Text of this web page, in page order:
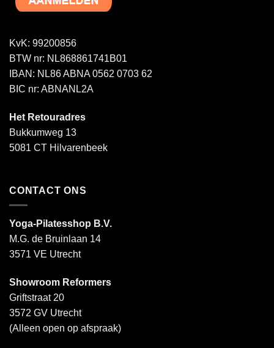
KvK: 99200856
BTW nr: NL868861741B01
IBAN: NL86 ABNA 0562 0703 62
BIC nr: ABNANL2A
Het Retouradres
Bukkumweg 13
5081 CT Hilvarenbeek
CONTACT ONS
Yoga-Pilatesshop B.V.
M.G. de Bruinlaan 14
3571 VE Utrecht
Showroom Reformers
Griftstraat 20
3572 GV Utrecht
(Alleen open op afspraak)